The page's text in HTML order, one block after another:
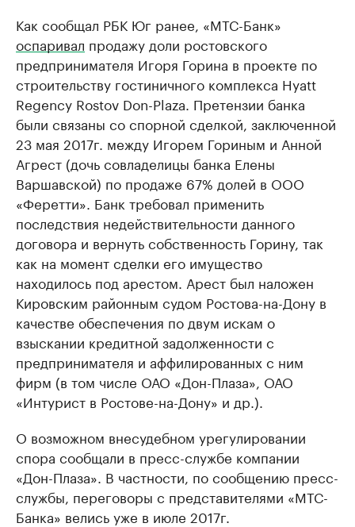
Как сообщал РБК Юг ранее, «МТС-Банк»
оспаривал продажу доли ростовского
предпринимателя Игоря Горина в проекте по
строительству гостиничного комплекса Hyatt
Regency Rostov Don-Plaza. Претензии банка
были связаны со спорной сделкой, заключенной
23 мая 2017г. между Игорем Гориным и Анной
Агрест (дочь совладелицы банка Елены
Варшавской) по продаже 67% долей в ООО
«Феретти». Банк требовал применить
последствия недействительности данного
договора и вернуть собственность Горину, так
как на момент сделки его имущество
находилось под арестом. Арест был наложен
Кировским районным судом Ростова-на-Дону в
качестве обеспечения по двум искам о
взыскании кредитной задолженности с
предпринимателя и аффилированных с ним
фирм (в том числе ОАО «Дон-Плаза», ОАО
«Интурист в Ростове-на-Дону» и др.).
О возможном внесудебном урегулировании
спора сообщали в пресс-службе компании
«Дон-Плаза». В частности, по сообщению пресс-
службы, переговоры с представителями «МТС-
Банка» велись уже в июле 2017г.